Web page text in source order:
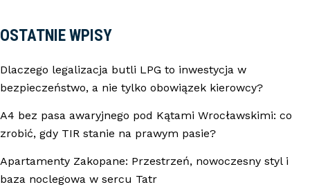
OSTATNIE WPISY
Dlaczego legalizacja butli LPG to inwestycja w
bezpieczeństwo, a nie tylko obowiązek kierowcy?
A4 bez pasa awaryjnego pod Kątami Wrocławskimi: co
zrobić, gdy TIR stanie na prawym pasie?
Apartamenty Zakopane: Przestrzeń, nowoczesny styl i
baza noclegowa w sercu Tatr